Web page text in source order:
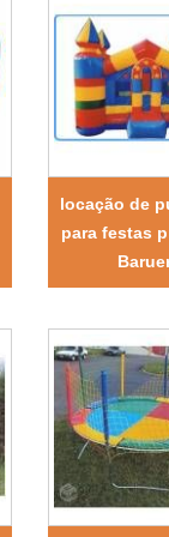
locação de
para festas